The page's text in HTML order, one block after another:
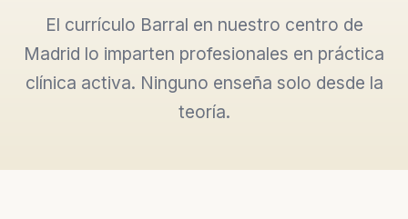
El currículo Barral en nuestro centro de
Madrid lo imparten profesionales en práctica
clínica activa. Ninguno enseña solo desde la
teoría.